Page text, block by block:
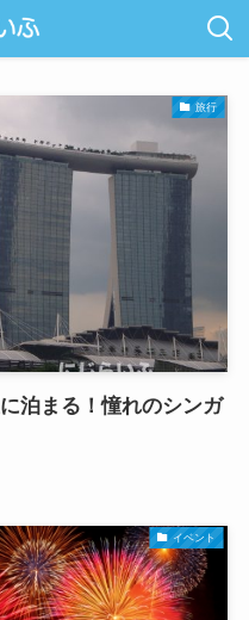
旅行
泊まる！憧れのシンガ
イベント